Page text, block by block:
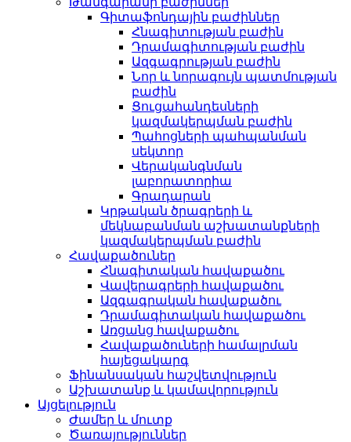
Գիտաֆոնդային բաժիններ
Հնագիտության բաժին
Դրամագիտության բաժին
Ազգագրության բաժին
Նոր և նորագույն պատմության
բաժին
Ցուցահանդեսների
կազմակերպման բաժին
Պահոցների պահպանման
սեկտոր
Վերականգնման
լաբորատորիա
Գրադարան
Կրթական ծրագրերի և
մեկնաբանման աշխատանքների
կազմակերպման բաժին
Հավաքածուներ
Հնագիտական հավաքածու
Վավերագրերի հավաքածու
Ազգագրական հավաքածու
Դրամագիտական հավաքածու
Առցանց հավաքածու
Հավաքածուների համալրման
հայեցակարգ
Ֆինանսական հաշվետվություն
Աշխատանք և կամավորություն
Այցելություն
Ժամեր և մուտք
Ծառայություններ